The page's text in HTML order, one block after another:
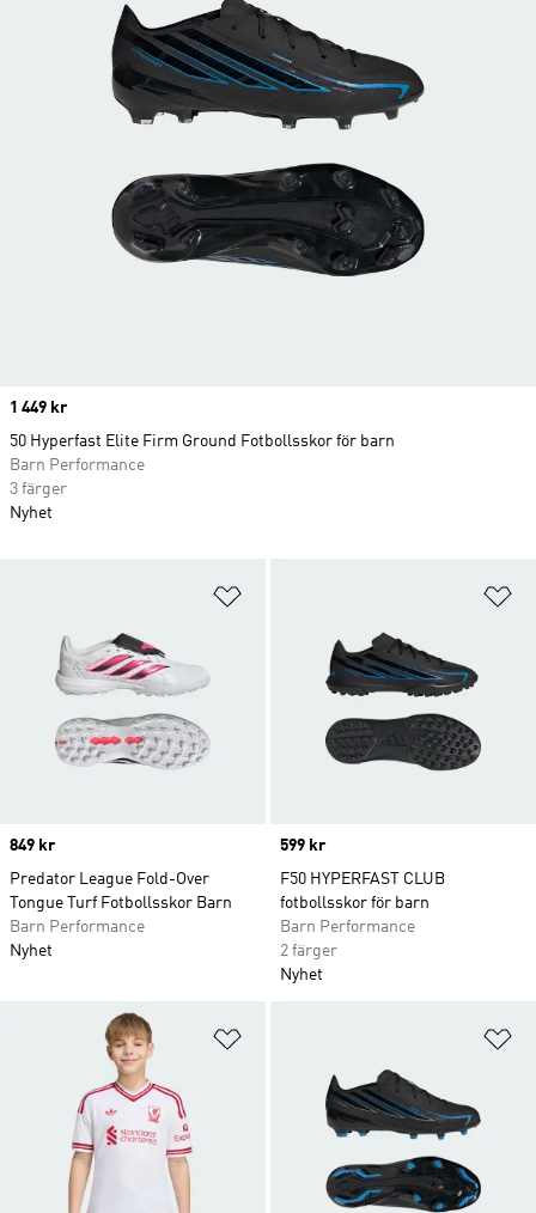
Price
849 kr
Predator League Fold-Over
Tongue Turf Fotbollsskor Barn
Barn Performance
Nyhet
Price
599 kr
F50 HYPERFAST CLUB
fotbollsskor för barn
Barn Performance
2 färger
Nyhet
Price
1 449 kr
50 Hyperfast Elite Firm Ground Fotbollsskor för barn
Barn Performance
3 färger
Nyhet